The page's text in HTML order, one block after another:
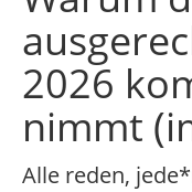
2026
nimmt
Alle reden,